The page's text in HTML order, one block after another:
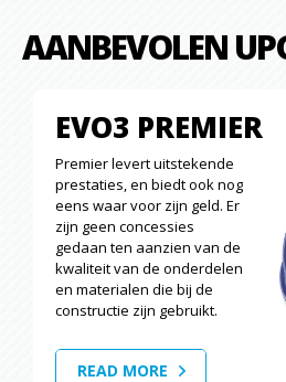
AANBEVOLEN
EVO3 PREMIER
Premier levert uitstekende
prestaties, en biedt ook nog
eens waar voor zijn geld. Er
zijn geen concessies
gedaan ten aanzien van de
kwaliteit van de onderdelen
en materialen die bij de
constructie zijn gebruikt.
READ MORE